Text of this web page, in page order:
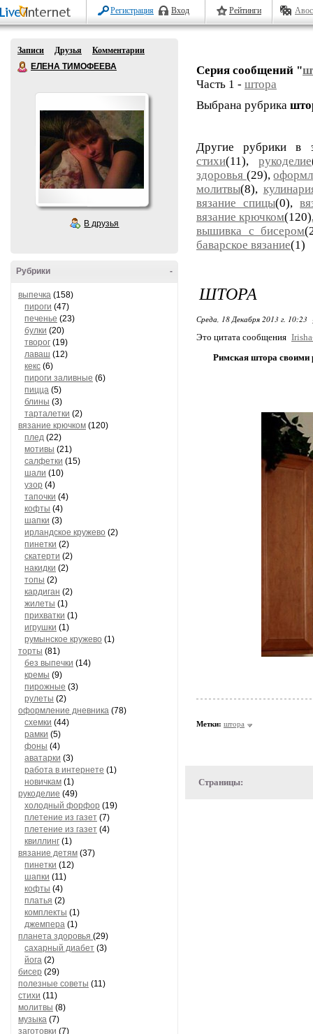
Регистрация Вход Рейтинги
Записи Друзья
Комментарии
ЕЛЕНА ТИМОФЕЕВА
В друзья
-
Рубрики
выпечка (158)
пироги (47)
печенье (23)
булки (20)
творог (19)
лаваш (12)
кекс (6)
пироги заливные (6)
пицца (5)
блины (3)
тарталетки (2)
вязание крючком (120)
плед (22)
мотивы (21)
салфетки (15)
шали (10)
узор (4)
тапочки (4)
кофты (4)
шапки (3)
ирландское кружево (2)
пинетки (2)
скатерти (2)
накидки (2)
топы (2)
кардиган (2)
жилеты (1)
прихватки (1)
игрушки (1)
румынское кружево (1)
торты (81)
без выпечки (14)
кремы (9)
пирожные (3)
рулеты (2)
оформление дневника (78)
схемки (44)
рамки (5)
фоны (4)
аватарки (3)
работа в интернете (1)
новичкам (1)
рукоделие (49)
холодный форфор (19)
плетение из газет (7)
плетение из газет (4)
квиллинг (1)
вязание детям (37)
пинетки (12)
шапки (11)
кофты (4)
платья (2)
комплекты (1)
джемпера (1)
планета здоровья (29)
сахарный диабет (3)
йога (2)
бисер (29)
полезные советы (11)
стихи (11)
молитвы (8)
музыка (7)
заготовки (7)
Серия сообщений "
Часть 1 - штора
Выбрана рубрика
Другие рубрики в
стихи(11), рукоделие
здоровья (29),
молитвы(8),
вязание спицы(0),
вязание крючком
вышивка с бисером
баварское вязание(1)
ШТОРА
Среда, 18 Декабря 2013 г. 10:23
Это цитата сообщения
Римская штора
Метки: штора
Страницы: